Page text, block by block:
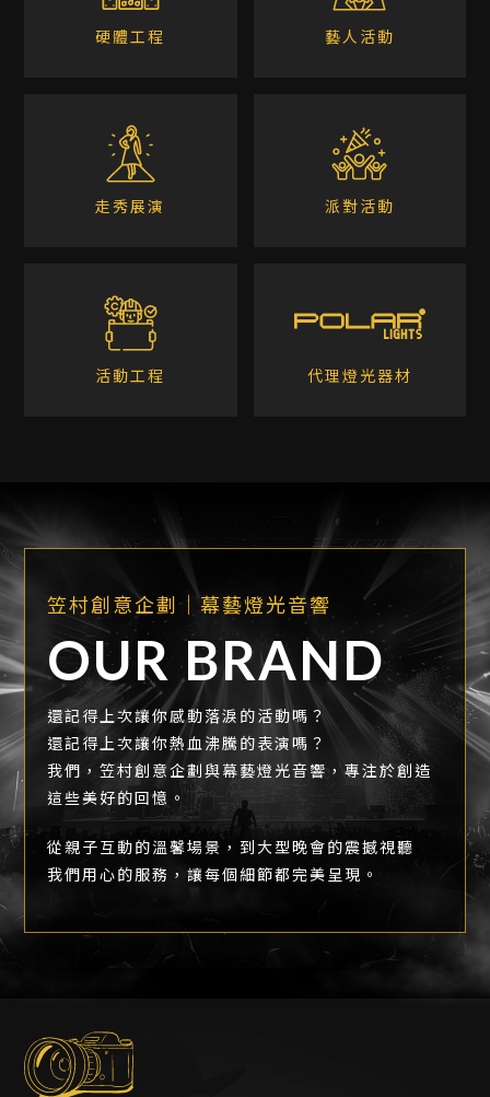
硬體工程 藝人活動
走秀展演 派對活動
活動工程 代理燈光器材
笠村創意企劃｜幕藝燈光音響
OUR BRAND
還記得上次讓你感動落淚的活動嗎？
還記得上次讓你熱血沸騰的表演嗎？
我們，笠村創意企劃與幕藝燈光音響，專注於創造
這些美好的回憶。
從親子互動的溫馨場景，到大型晚會的震撼視聽
我們用心的服務，讓每個細節都完美呈現。